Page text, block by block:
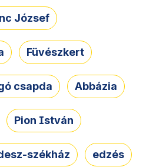
József
Füvészkert
csapda Abbázia
Pion István
székház edzés